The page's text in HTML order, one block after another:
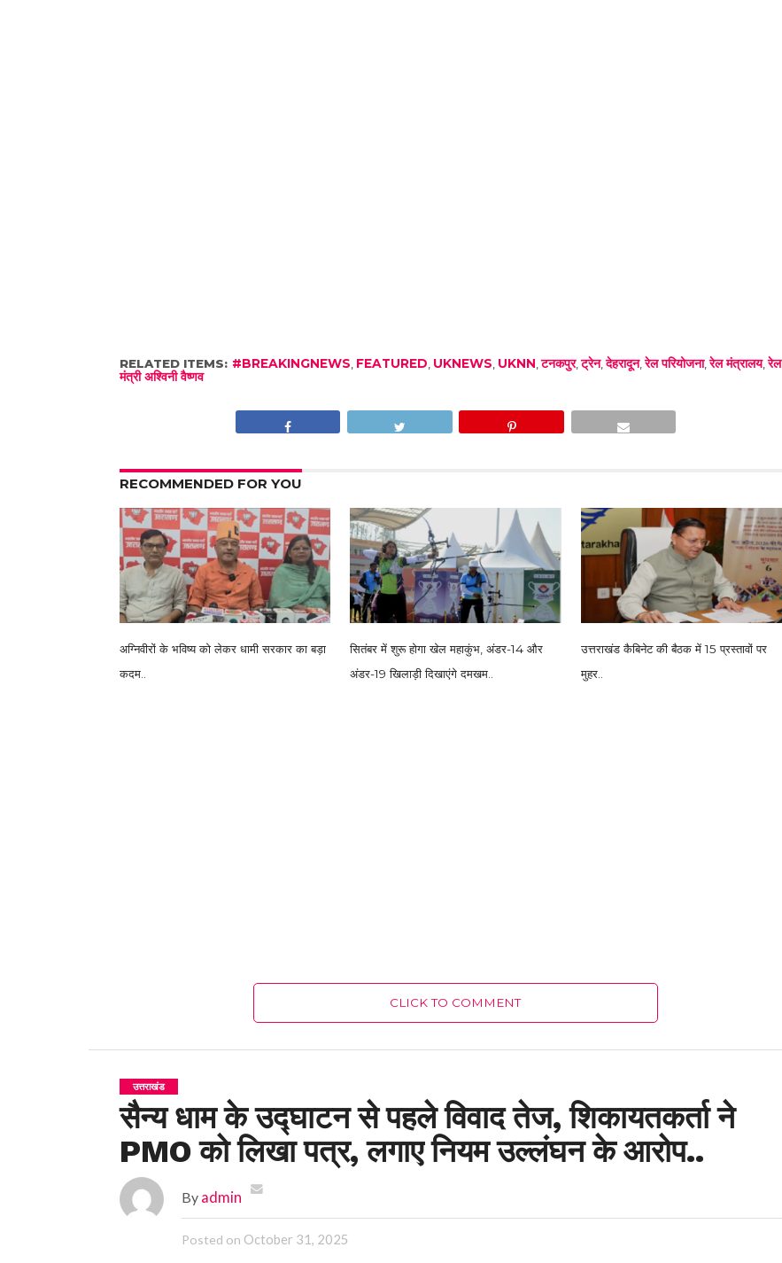
RELATED ITEMS: #BREAKINGNEWS FEATURED UKNEWS UKNN ,टनकपुर,ट्रेन,देहरादून,रेल परियोजना,रेल मंत्रालय,रेल
मंत्री अश्विनी वैष्णव
RECOMMENDED FOR YOU
अग्निवीरों के भविष्य को लेकर धामी सरकार का बड़ा
कदम..
सितंबर में शुरू होगा खेल महाकुंभ, अंडर-14 और
अंडर-19 खिलाड़ी दिखाएंगे दमखम..
उत्तराखंड कैबिनेट की बैठक में 15 प्रस्तावों पर
मुहर..
CLICK TO COMMENT
उत्तराखंड
सैन्य धाम के उद्घाटन से पहले विवाद तेज, शिकायतकर्ता ने
PMO को लिखा पत्र, लगाए नियम उल्लंघन के आरोप..
By admin
Posted on October 31, 2025